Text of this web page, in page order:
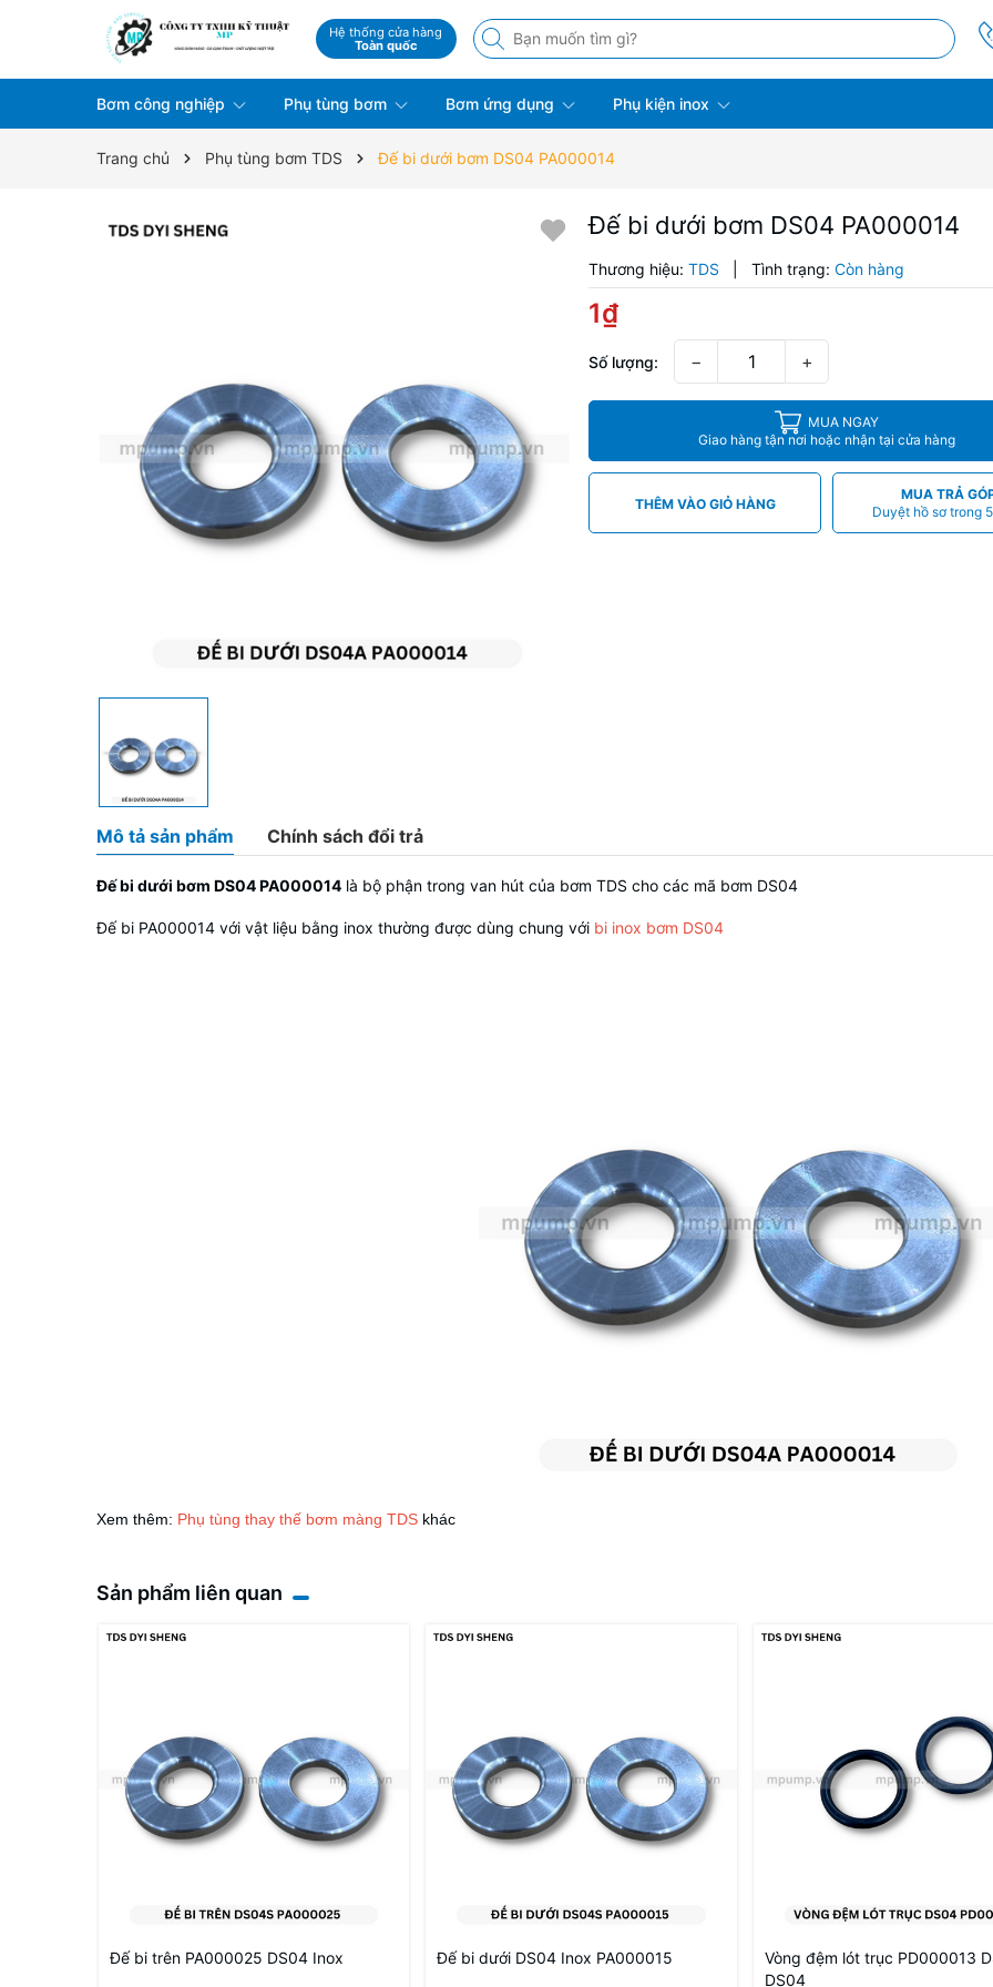
Hệ thống cửa hàng
Toàn quốc
Bơm công nghiệp Phụ tùng bơm Bơm ứng dụng Phụ kiện inox
Trang chủ Phụ tùng bơm TDS Đế bi dưới bơm DS04 PA000014
Đế bi dưới bơm DS04 PA000014
Thương hiệu: TDS Tình trạng: Còn hàng
1₫
Số lượng: − +
MUA NGAY
Giao hàng tận nơi hoặc nhận tại cửa hàng
THÊM VÀO GIỎ HÀNG
MUA TRẢ
Duyệt hồ sơ trong
Mô tả sản phẩm Chính sách đổi trả
Đế bi dưới bơm DS04 PA000014 là bộ phận trong van hút của bơm TDS cho các mã bơm DS04
Đế bi PA000014 với vật liệu bằng inox thường được dùng chung với bi inox bơm DS04
Xem thêm: Phụ tùng thay thế bơm màng TDS khác
Sản phẩm liên quan
Đế bi trên PA000025 DS04 Inox Đế bi dưới DS04 Inox PA000015
Vòng đệm lót trục PD000013
DS04